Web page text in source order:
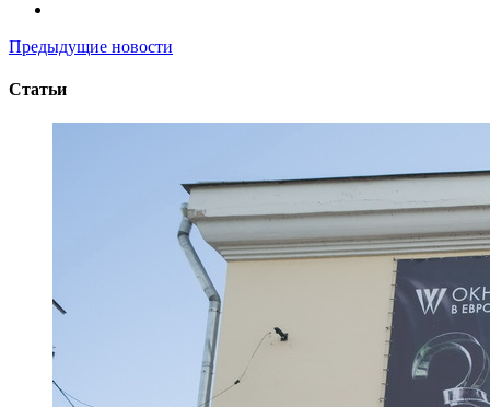
Предыдущие новости
Статьи